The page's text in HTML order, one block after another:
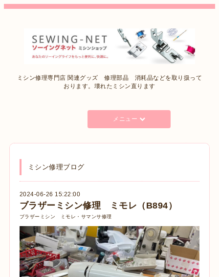
ミシン修理専門店 関連グッズ 修理部品 消耗品などを取り扱って
おります。壊れたミシン直ります
メニュー
ミシン修理ブログ
2024-06-26 15:22:00
ブラザーミシン修理 ミモレ（B894）
ブラザーミシン ミモレ・サマンサ修理